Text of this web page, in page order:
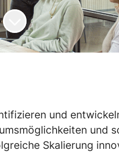
und
und
Skalierung